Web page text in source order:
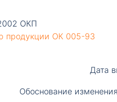
ОКП
продукции ОК 005-93
Дата
Обоснование изменения